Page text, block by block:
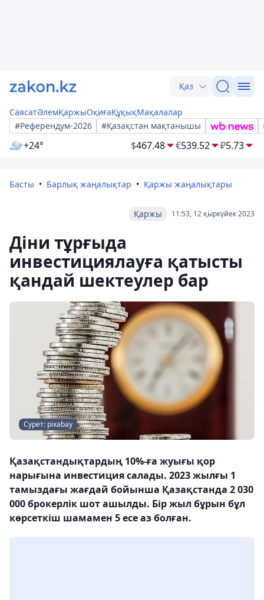
Қаз
СаясатӘлемҚаржыОқиғаҚұқықМақалалар
#Референдум-2026
#Қазақстан мақтанышы
+24° $467.48 €539.52 ₽5.73
Басты Барлық жаңалықтар Қаржы жаңалықтары
11:53, 12 қыркүйек 2023
Қаржы
Діни тұрғыда
инвестициялауға қатысты
қандай шектеулер бар
Сурет: pixabay
Қазақстандықтардың 10%-ға жуығы қор
нарығына инвестиция салады. 2023 жылғы 1
тамыздағы жағдай бойынша Қазақстанда 2 030
000 брокерлік шот ашылды. Бір жыл бұрын бұл
көрсеткіш шамамен 5 есе аз болған.